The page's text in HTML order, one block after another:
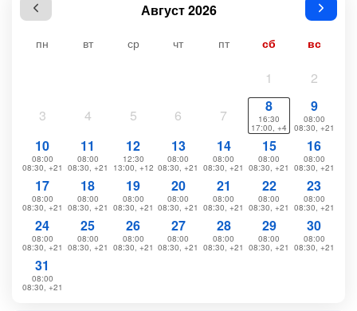
Август 2026
пн вт ср чт пт сб вс
1 2
3 4 5 6 7
8
16:30
17:00, +4
9
08:00
08:30, +21
10
08:00
08:30, +21
11
08:00
08:30, +21
12
12:30
13:00, +12
13
08:00
08:30, +21
14
08:00
08:30, +21
15
08:00
08:30, +21
16
08:00
08:30, +21
17
08:00
08:30, +21
18
08:00
08:30, +21
19
08:00
08:30, +21
20
08:00
08:30, +21
21
08:00
08:30, +21
22
08:00
08:30, +21
23
08:00
08:30, +21
24
08:00
08:30, +21
25
08:00
08:30, +21
26
08:00
08:30, +21
27
08:00
08:30, +21
28
08:00
08:30, +21
29
08:00
08:30, +21
30
08:00
08:30, +21
31
08:00
08:30, +21